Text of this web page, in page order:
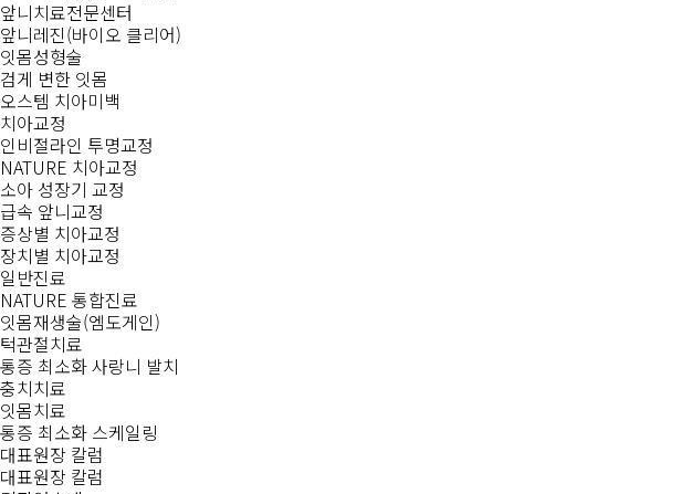
앞니치료전문센터
앞니레진(바이오 클리어)
잇몸성형술
검게 변한 잇몸
오스템 치아미백
치아교정
인비절라인 투명교정
NATURE 치아교정
소아 성장기 교정
급속 앞니교정
증상별 치아교정
장치별 치아교정
일반진료
NATURE 통합진료
잇몸재생술(엠도게인)
턱관절치료
통증 최소화 사랑니 발치
충치치료
잇몸치료
통증 최소화 스케일링
대표원장 칼럼
대표원장 칼럼